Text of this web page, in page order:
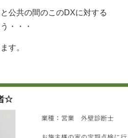
公共の間のこのDXに対する
・・・
す。